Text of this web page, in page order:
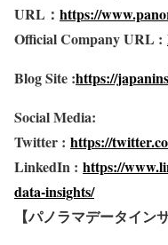
URL ： https://
Official Company URL :
Blog Site :https://
Social Media:
Twitter : https://
LinkedIn : https://
data-insights/
【パノラマデータイン